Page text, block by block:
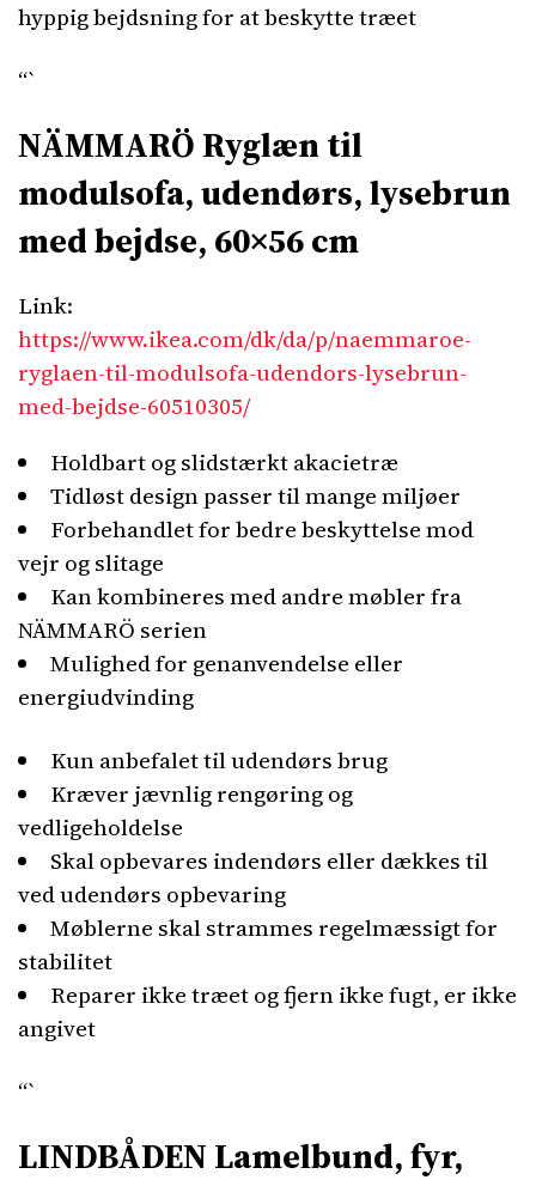
hyppig bejdsning for at beskytte træet
“`
NÄMMARÖ Ryglæn til
modulsofa, udendørs, lysebrun
med bejdse, 60×56 cm
Link:
https://www.ikea.com/dk/da/p/naemmaroe-
ryglaen-til-modulsofa-udendors-lysebrun-
med-bejdse-60510305/
Holdbart og slidstærkt akacietræ
Tidløst design passer til mange miljøer
Forbehandlet for bedre beskyttelse mod
vejr og slitage
Kan kombineres med andre møbler fra
NÄMMARÖ serien
Mulighed for genanvendelse eller
energiudvinding
Kun anbefalet til udendørs brug
Kræver jævnlig rengøring og
vedligeholdelse
Skal opbevares indendørs eller dækkes til
ved udendørs opbevaring
Møblerne skal strammes regelmæssigt for
stabilitet
Reparer ikke træet og fjern ikke fugt, er ikke
angivet
“`
LINDBÅDEN Lamelbund, fyr,